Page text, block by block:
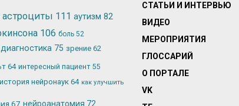
астроциты 111 аутизм 82
106 боль 52
диагностика 75 зрение 62
64 интересный пациент 55
история нейронаук 64 как улучшить
67 нейроанатомия 72
СТАТЬИ И ИНТЕРВЬЮ
ВИДЕО
МЕРОПРИЯТИЯ
ГЛОССАРИЙ
О ПОРТАЛЕ
VK